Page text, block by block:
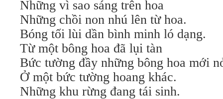
Những vì sao sáng trên hoa
Những chồi non nhú lên từ hoa.
Bóng tối lùi dần bình minh ló dạng.
Từ một bông hoa đã lụi tàn
Bức tường đầy những bông hoa mới
Ở một bức tường hoang khác.
Những khu rừng đang tái sinh.